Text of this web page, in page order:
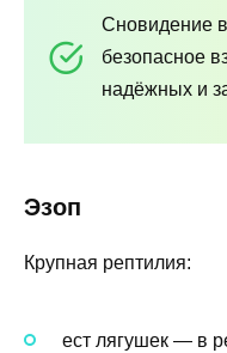
Сновидение
безопасное
надёжных и
Эзоп
Крупная рептилия:
ест лягушек — в